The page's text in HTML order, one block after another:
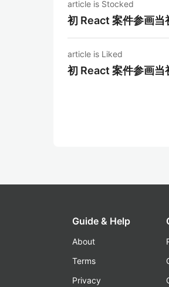
article is Stocked
初 React 案件参画当
article is Liked
初 React 案件参画当
Guide & Help
About
Terms
Privacy